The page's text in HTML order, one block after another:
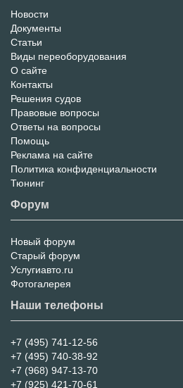
Информационный
Портал
Новости
Документы
Статьи
Виды переоборудования
О сайте
Контакты
Решения судов
Правовые вопросы
Ответы на вопросы
Помощь
Реклама на сайте
Политика конфиденциальности
Тюнинг
Форум
Форум
Новый форум
Старый форум
Услугиавто.ru
Фотогалерея
Наши телефоны
+7 (495) 741-12-56
+7 (495) 740-38-92
+7 (968) 947-13-70
+7 (925) 421-70-61